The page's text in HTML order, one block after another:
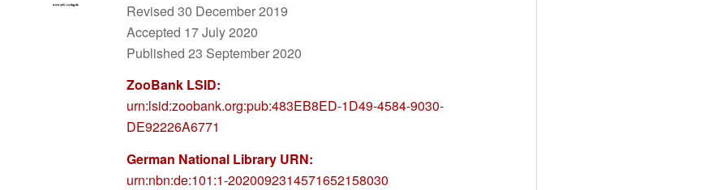
Revised 30 December 2019
Accepted 17 July 2020
Published 23 September 2020
ZooBank LSID:
urn:lsid:zoobank.org:pub:483EB8ED-1D49-4584-9030-
DE92226A6771
German National Library URN:
urn:nbn:de:101:1-2020092314571652158030